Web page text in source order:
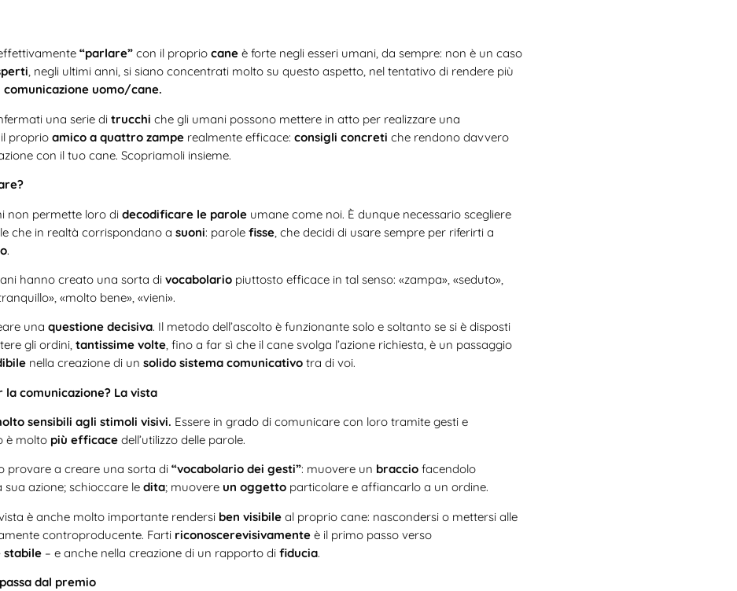
“parlare”con il proprio caneè forte negli esseri umani, da sempre: non è un caso
, negli ultimi anni, si siano concentrati molto su questo aspetto, nel tentativo di rendere più
comunicazione uomo/cane.
una serie di trucchi che gli umani possono mettere in atto per realizzare una
proprio amico a quattro zamperealmente efficace: consigli concreti che rendono davvero
con il tuo cane. Scopriamoli insieme.
non permette loro di decodificare le paroleumane come noi. È dunque necessario scegliere
che in realtà corrispondano a suoni: parole fisse, che decidi di usare sempre per riferirti a
.
hanno creato una sorta di vocabolariopiuttosto efficace in tal senso: «zampa», «seduto»,
«molto bene», «vieni».
una questione decisiva. Il metodo dell’ascolto è funzionante solo e soltanto se si è disposti
gli ordini,tantissime volte, fino a far sì che il cane svolga l’azione richiesta, è un passaggio
nella creazione di un solido sistema comunicativotra di voi.
la comunicazione? La vista
sensibili agli stimoli visivi. Essere in grado di comunicare con loro tramite gesti e
è moltopiù efficacedell’utilizzo delle parole.
provare a creare una sorta di “vocabolario dei gesti”: muovere un bracciofacendolo
azione; schioccare le dita; muovere un oggettoparticolare e affiancarlo a un ordine.
è anche molto importante rendersi ben visibileal proprio cane: nascondersi o mettersi alle
controproducente. Farti riconoscerevisivamenteè il primo passo verso
stabile– e anche nella creazione di un rapporto di fiducia.
dal premio